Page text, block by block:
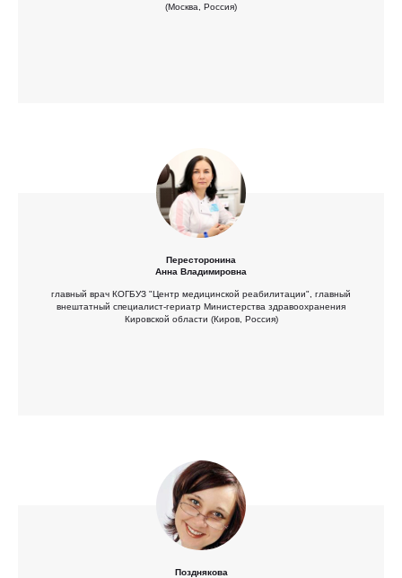
(Москва, Россия)
Пересторонина
Анна Владимировна
главный врач КОГБУЗ "Центр медицинской реабилитации", главный
внештатный специалист-гериатр Министерства здравоохранения
Кировской области (Киров, Россия)
Позднякова